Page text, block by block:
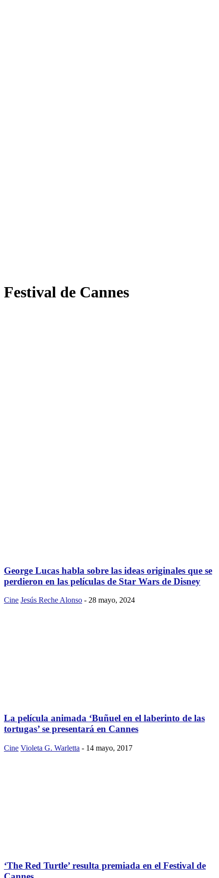
Festival de Cannes
George Lucas habla sobre las ideas originales que se
perdieron en las películas de Star Wars de Disney
Cine Jesús Reche Alonso - 28 mayo, 2024
La película animada ‘Buñuel en el laberinto de las
tortugas’ se presentará en Cannes
Cine Violeta G. Warletta - 14 mayo, 2017
‘The Red Turtle’ resulta premiada en el Festival de